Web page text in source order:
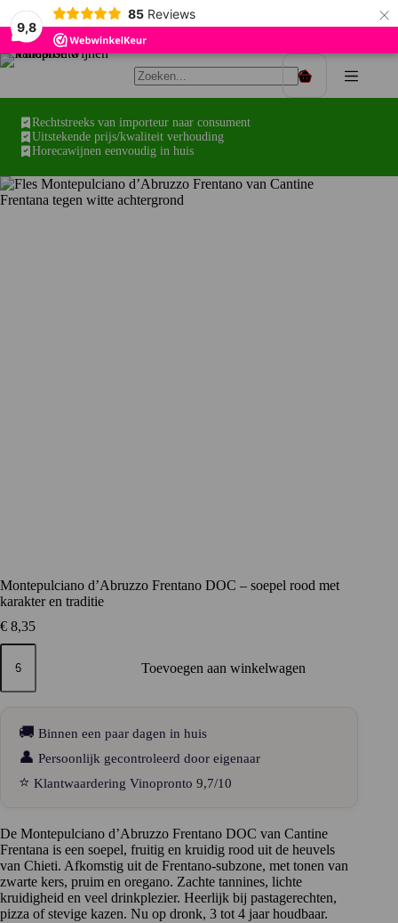
9,8
85 Reviews ×
Ga
Winkelwagen
Rechtstreeks van importeur naar consument
Uitstekende prijs/kwaliteit verhouding
Horecawijnen eenvoudig in huis
Montepulciano d’Abruzzo Frentano DOC – soepel rood met
karakter en traditie
€ 8,35
Montepulciano
d’Abruzzo
DOC
soepel
rood
Toevoegen aan winkelwagen
🚚 Binnen een paar dagen in huis
👤 Persoonlijk gecontroleerd door eigenaar
⭐ Klantwaardering Vinopronto 9,7/10
De Montepulciano d’Abruzzo Frentano DOC van Cantine
Frentana is een soepel, fruitig en kruidig rood uit de heuvels
van Chieti. Afkomstig uit de Frentano-subzone, met tonen van
zwarte kers, pruim en oregano. Zachte tannines, lichte
kruidigheid en veel drinkplezier. Heerlijk bij pastagerechten,
pizza of stevige kazen. Nu op dronk, 3 tot 4 jaar houdbaar.